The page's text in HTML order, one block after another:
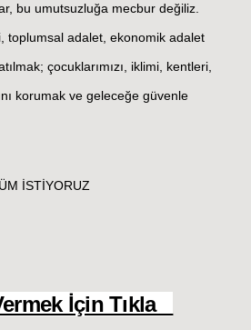
bu umutsuzluğa mecbur değiliz.
toplumsal adalet, ekonomik adalet
çocuklarımızı, iklimi, kentleri,
korumak ve geleceğe güvenle
İSTİYORUZ
İçin Tıkla